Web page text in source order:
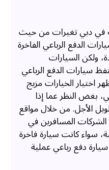
في دبي تغيرات من حيث
الدفع الرباعي الفاخرة
ولكن السيارات
سيارات الدفع الرباعي
اختيار الخيارات مزيج
بغض النظر عما إذا
الأجل. من خلال مواقع
المسافرين في
سواء كانت سيارة فاخرة
دفع رباعي عملية